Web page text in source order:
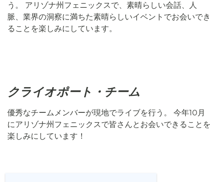
う。 アリゾナ州フェニックスで、素晴らしい会話、人
脈、業界の洞察に満ちた素晴らしいイベントでお会いでき
ることを楽しみにしています。
クライオポート・チーム
優秀なチームメンバーが現地でライブを行う。 今年10月
にアリゾナ州フェニックスで皆さんとお会いできることを
楽しみにしています！